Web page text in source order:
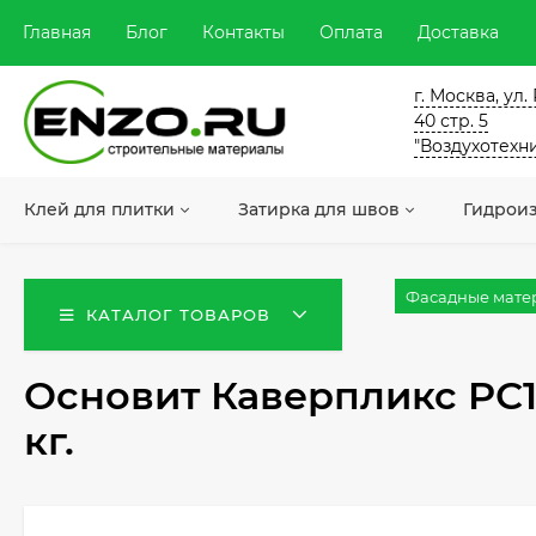
Главная Блог Контакты Оплата Доставка
г. Москва,
40 стр. 5
Клей для плитки Затирка для швов
КАТАЛОГ ТОВАРОВ
Фасадные
Основит Каверпликс
кг.